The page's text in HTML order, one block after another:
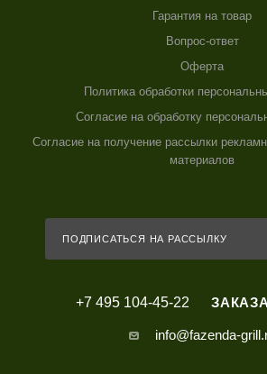
Гарантия на товар
Вопрос-ответ
Оферта
Политика обработки
Согласие на обработку
Согласие на получение рассылки
материалов
ПОДПИСАТЬСЯ НА РАССЫЛКУ
+7 495 104-45-22
info@fazenda-